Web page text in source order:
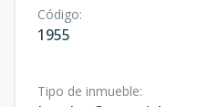
Código:
1955
Tipo de inmueble: